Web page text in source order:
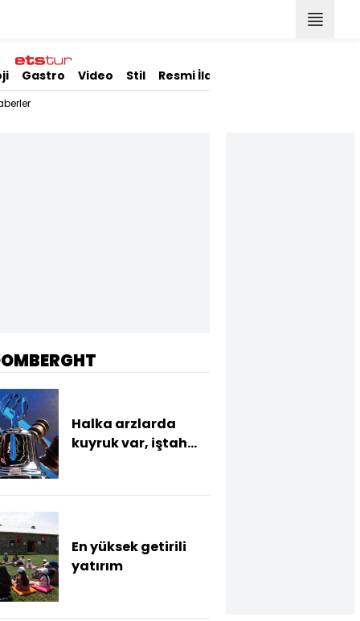
Gastro Video Stil Resmi İlanlar
Halka arzlarda
kuyruk var, iştah
En yüksek getirili
yatırım